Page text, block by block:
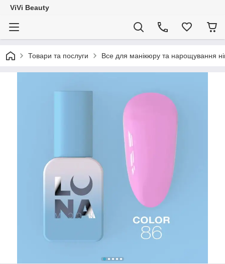
ViVi Beauty
Товари та послуги Все для манікюру та нарощування